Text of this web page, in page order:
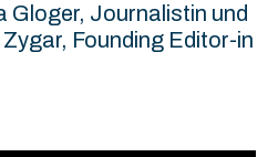
Gloger, Journalistin und
Founding Editor-in